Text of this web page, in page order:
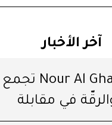
آخر الأخبار
Nour Al Ghandour تجمع
في مقابلة